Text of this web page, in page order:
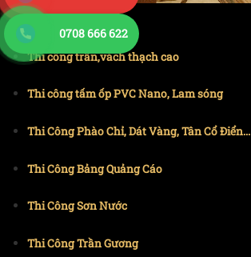
Thi công trần,vách thạch cao
Thi công tấm ốp PVC Nano, Lam sóng
Thi Công Phào Chỉ, Dát Vàng, Tân Cổ Điển...
Thi Công Bảng Quảng Cáo
Thi Công Sơn Nước
Thi Công Trần Gương
0708 666 622